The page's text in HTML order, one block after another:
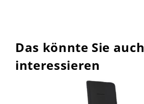
Das könnte Sie auch
interessieren